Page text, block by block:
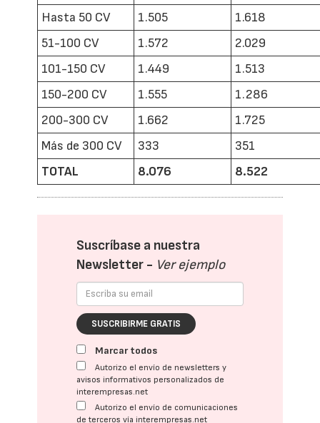
Hasta 50 CV
1.505
1.618
51-100 CV
1.572
2.029
101-150 CV
1.449
1.513
150-200 CV
1.555
1.286
200-300 CV
1.662
1.725
Más de 300 CV
333
351
TOTAL
8.076 8.522
Suscríbase a nuestra
Newsletter - Ver ejemplo
SUSCRIBIRME GRATIS
Marcar todos
Autorizo el envío de newsletters y
avisos informativos personalizados de
interempresas.net
Autorizo el envío de comunicaciones
de terceros vía interempresas.net